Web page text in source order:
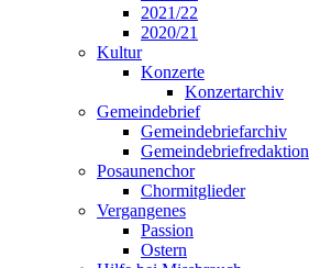
2021/22
2020/21
Kultur
Konzerte
Konzertarchiv
Gemeindebrief
Gemeindebriefarchiv
Gemeindebriefredaktion
Posaunenchor
Chormitglieder
Vergangenes
Passion
Ostern